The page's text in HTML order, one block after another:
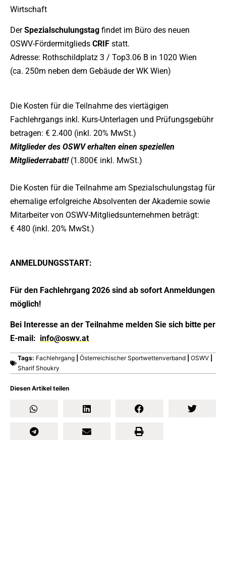
Diesen Artikel teilen
Wirtschaft
DerSpezialschulungstag findet im Büro des neuen
OSWV-Fördermitglieds CRIF statt.
Adresse: Rothschildplatz 3 / Top3.06 B in 1020 Wien
(ca. 250m neben dem Gebäude der WK Wien)
Die Kosten für die Teilnahme des viertägigen
Fachlehrgangs inkl. Kurs-Unterlagen und Prüfungsgebühr
betragen: € 2.400 (inkl. 20% MwSt.)
Mitglieder des OSWV erhalten einen speziellen
Mitgliederrabatt!(1.800€ inkl. MwSt.)
Die Kosten für die Teilnahme am Spezialschulungstag für
ehemalige erfolgreiche Absolventen der Akademie sowie
Mitarbeiter von OSWV-Mitgliedsunternehmen beträgt:
€ 480 (inkl. 20% MwSt.)
ANMELDUNGSSTART:
Für den Fachlehrgang 2026 sind ab sofort Anmeldungen
möglich!
Bei Interesse an der Teilnahme melden Sie sich bitte per
E-mail: info@oswv.at
Tags: Fachlehrgang Österreichischer Sportwettenverband OSWV
Sharif Shoukry